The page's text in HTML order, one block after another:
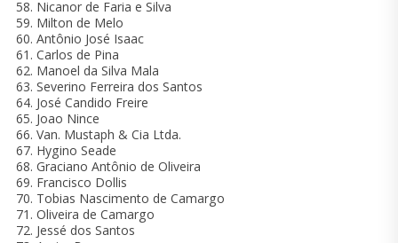
Nicanor de Faria e Silva
Milton de Melo
Antônio José Isaac
Carlos de Pina
Manoel da Silva Mala
Severino Ferreira dos Santos
José Candido Freire
Joao Nince
Van. Mustaph & Cia Ltda.
Hygino Seade
Graciano Antônio de Oliveira
Francisco Dollis
Tobias Nascimento de Camargo
Oliveira de Camargo
Jessé dos Santos